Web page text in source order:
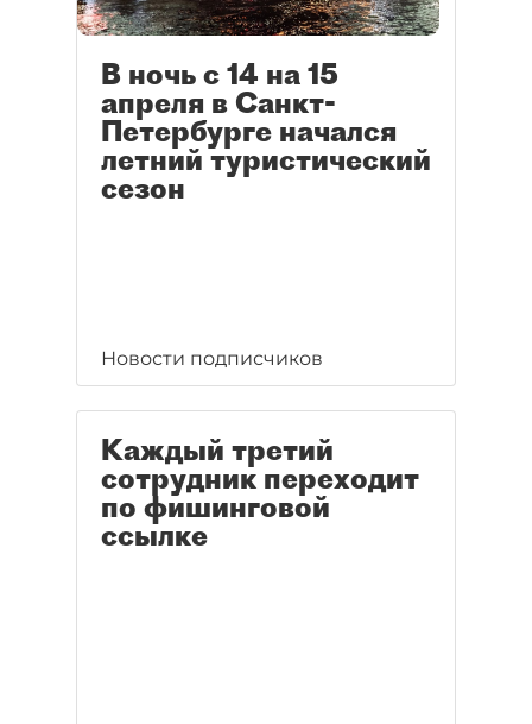
В ночь с 14 на 15
апреля в Санкт-
Петербурге начался
летний туристический
сезон
Новости подписчиков
Каждый третий
сотрудник переходит
по фишинговой
ссылке